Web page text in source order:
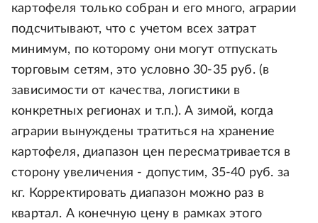
картофеля только собран и его много, аграрии
подсчитывают, что с учетом всех затрат
минимум, по которому они могут отпускать
торговым сетям, это условно 30-35 руб. (в
зависимости от качества, логистики в
конкретных регионах и т.п.). А зимой, когда
аграрии вынуждены тратиться на хранение
картофеля, диапазон цен пересматривается в
сторону увеличения - допустим, 35-40 руб. за
кг. Корректировать диапазон можно раз в
квартал. А конечную цену в рамках этого